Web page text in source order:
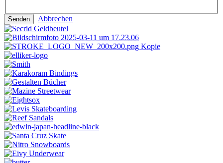
Senden Abbrechen